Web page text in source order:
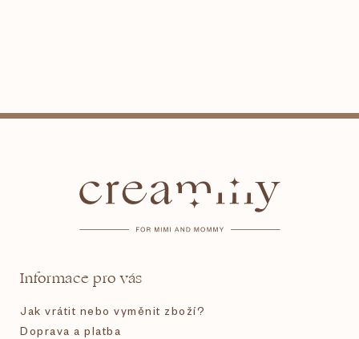
Informace pro vás
Jak vrátit nebo vyměnit zboží?
Doprava a platba